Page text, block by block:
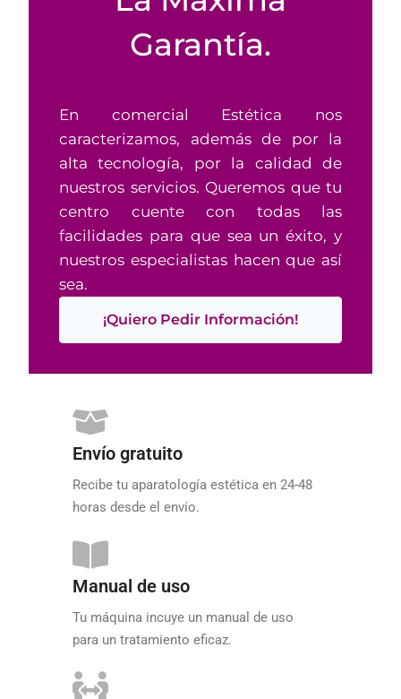
Garantía.
En comercial Estética nos
caracterizamos, además de por la
alta tecnología, por la calidad de
nuestros servicios. Queremos que tu
centro cuente con todas las
facilidades para que sea un éxito, y
nuestros especialistas hacen que así
sea.
¡Quiero Pedir Información!
Envío gratuito
Recibe tu aparatología estética en 24-48
horas desde el envío.
Manual de uso
Tu máquina incuye un manual de uso
para un tratamiento eficaz.